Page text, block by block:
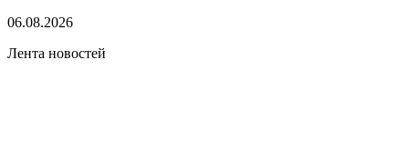
06.08.2026
Лента новостей